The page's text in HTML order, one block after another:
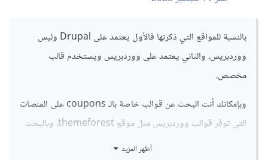
بالنسبة للمواقع التي ذكرتها فالأول يعتمد على Drupal وليس
ووردبريس، والثاني يعتمد على ووردبريس ويستخدم قالب
مخصص.
وبإمكانك أنت البحث عن قوالب خاصة بالـ coupons على المنصات
التي توفر قوالب ووردبريس مثل موقع themeforest، وبالبحث
أظهر المزيد